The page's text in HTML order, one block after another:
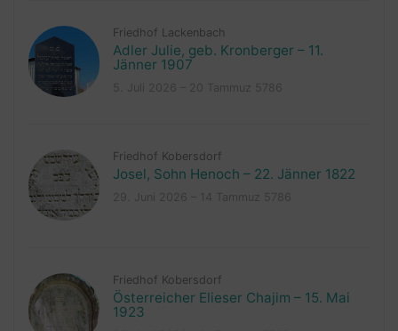
Friedhof Lackenbach
Adler Julie, geb. Kronberger – 11.
Jänner 1907
Friedhof Kobersdorf
Josel, Sohn Henoch – 22. Jänner 1822
Friedhof Kobersdorf
Österreicher Elieser Chajim – 15. Mai
1923